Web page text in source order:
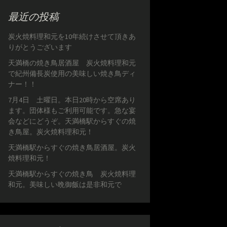
最近の投稿
炭火焼料理和元を10年続けさせて頂きあ
りがとうございます
天満橋の焼き鳥居酒屋 炭火焼料理和元
で紀州備長炭使用の美味しい焼き鳥ディ
ナー！！
7月4日 土曜日。本日20時から空席あり
ます。団体様もご利用可能です。急な宴
会などにどうぞ。天満橋駅からすぐの焼
き鳥屋。炭火焼料理和元！
天満橋駅からすぐの焼き鳥居酒屋。炭火
焼料理和元！
天満橋駅からすぐの焼き鳥 炭火焼料理
和元。美味しい晩御飯は是非和元で